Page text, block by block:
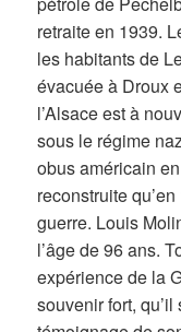
retraite en 1939.
les habitants de
évacuée à Droux
l’Alsace est à
sous le régime
obus américain
reconstruite
guerre. Louis
l’âge de 96 ans.
expérience de la
souvenir fort,